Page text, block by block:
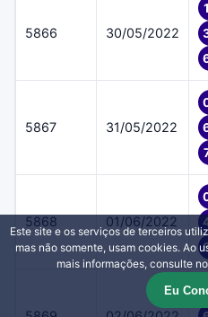
5866 30/05/2022
5867 31/05/2022
5868 01/06/2022
Este site e os serviços de terceiros
mas não somente, usam cookies. Ao
mais informações, consulte
Eu